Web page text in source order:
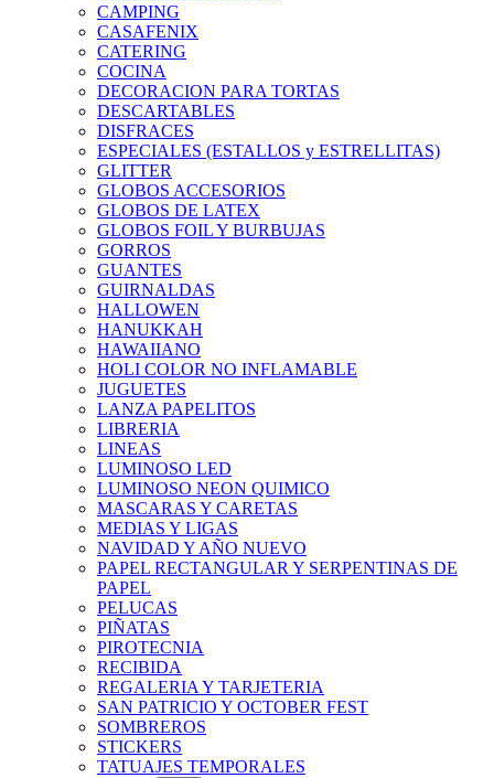
CAMPING
CASAFENIX
CATERING
COCINA
DECORACION PARA TORTAS
DESCARTABLES
DISFRACES
ESPECIALES (ESTALLOS y ESTRELLITAS)
GLITTER
GLOBOS ACCESORIOS
GLOBOS DE LATEX
GLOBOS FOIL Y BURBUJAS
GORROS
GUANTES
GUIRNALDAS
HALLOWEN
HANUKKAH
HAWAIIANO
HOLI COLOR NO INFLAMABLE
JUGUETES
LANZA PAPELITOS
LIBRERIA
LINEAS
LUMINOSO LED
LUMINOSO NEON QUIMICO
MASCARAS Y CARETAS
MEDIAS Y LIGAS
NAVIDAD Y AÑO NUEVO
PAPEL RECTANGULAR Y SERPENTINAS DE
PAPEL
PELUCAS
PIÑATAS
PIROTECNIA
RECIBIDA
REGALERIA Y TARJETERIA
SAN PATRICIO Y OCTOBER FEST
SOMBREROS
STICKERS
TATUAJES TEMPORALES